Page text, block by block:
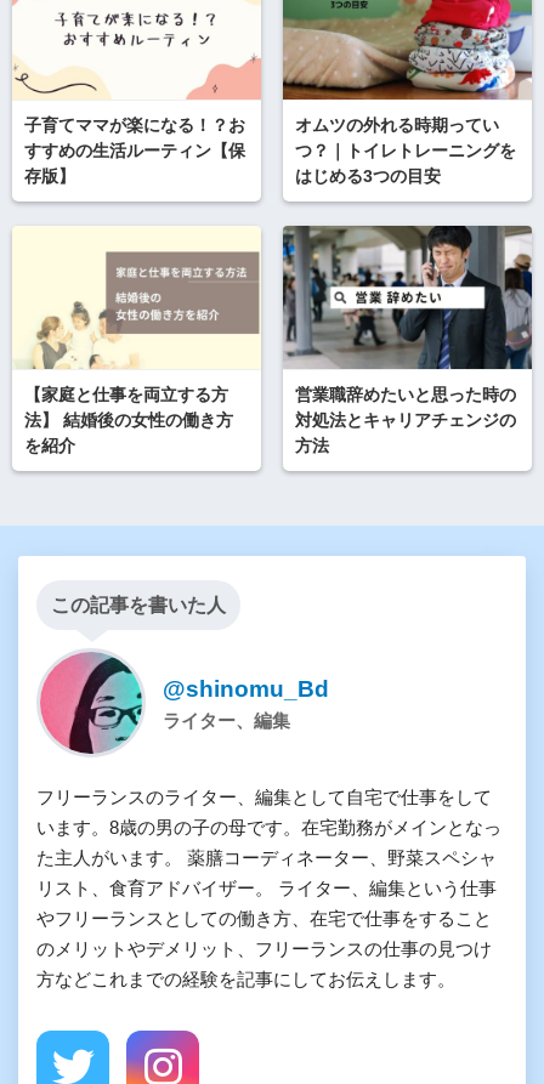
子育てママが楽になる！？お
すすめの生活ルーティン【保
存版】
オムツの外れる時期ってい
つ？｜トイレトレーニングを
はじめる3つの目安
【家庭と仕事を両立する方
法】 結婚後の女性の働き方
を紹介
営業職辞めたいと思った時の
対処法とキャリアチェンジの
方法
この記事を書いた人
@shinomu_Bd
ライター、編集
フリーランスのライター、編集として自宅で仕事をして
います。8歳の男の子の母です。在宅勤務がメインとなっ
た主人がいます。 薬膳コーディネーター、野菜スペシャ
リスト、食育アドバイザー。 ライター、編集という仕事
やフリーランスとしての働き方、在宅で仕事をすること
のメリットやデメリット、フリーランスの仕事の見つけ
方などこれまでの経験を記事にしてお伝えします。